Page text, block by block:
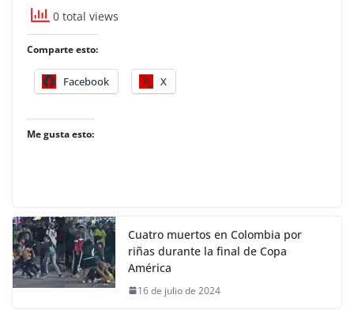
0 total views
Comparte esto:
Facebook X
Me gusta esto:
Cuatro muertos en Colombia por
riñas durante la final de Copa
América
16 de julio de 2024